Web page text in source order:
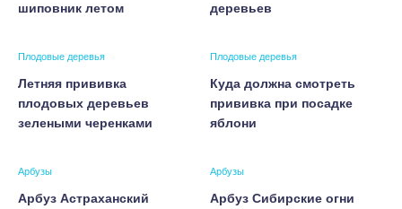
шиповник летом
деревьев
Плодовые деревья
Летняя прививка
плодовых деревьев
зелеными черенками
Плодовые деревья
Куда должна смотреть
прививка при посадке
яблони
Арбузы
Арбуз Астраханский
Арбузы
Арбуз Сибирские огни